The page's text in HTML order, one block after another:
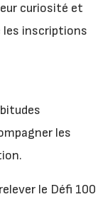
curiosité et
les inscriptions
les
le Défi 100